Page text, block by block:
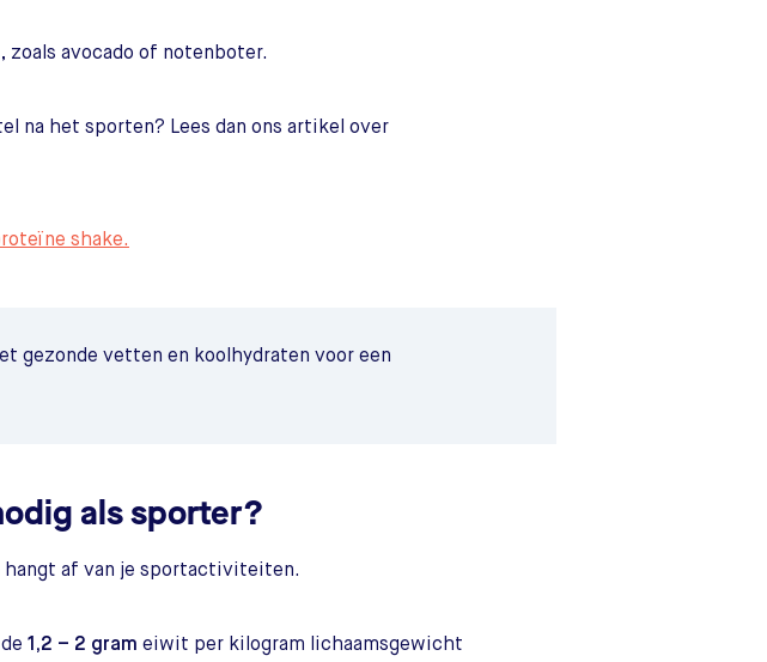
zoals avocado of notenboter.
na het sporten? Lees dan ons artikel over
shake.
gezonde vetten en koolhydraten voor een
als sporter?
af van je sportactiviteiten.
1,2 – 2 gram eiwit per kilogram lichaamsgewicht